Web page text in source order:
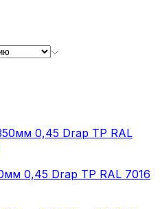
0,45 Drap ТР RAL 7016